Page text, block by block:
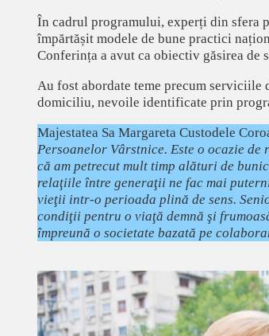
În cadrul programului, experți din sfera
împărtășit modele de bune practici
Conferința a avut ca obiectiv găsirea
Au fost abordate teme precum
domiciliu, nevoile identificate prin
Majestatea Sa Margareta Custodele
Persoanelor Vârstnice. Este o ocazie
că am petrecut mult timp alături de
relaţiile între generaţii ne fac mai
vieţii intr-o perioada plină de sens.
condiţii pentru o viaţă demnă şi
împreună o societate bazată pe